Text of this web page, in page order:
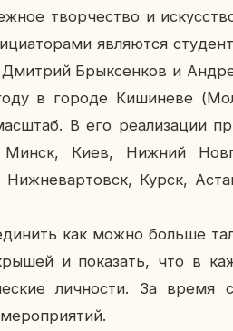
твор­че­ство и
яв­ля­ют­ся
Дмит­рий Брык­сен­ков и
в городе Ки­ши­не­ве
В его ре­а­ли­за­ции
Минск, Киев, Нижний
Курск,
как можно больше
и по­ка­зать, что в
лич­но­сти. За время